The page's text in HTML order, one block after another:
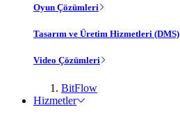
Oyun Çözümleri
Tasarım ve Üretim Hizmetleri (DMS)
Video Çözümleri
BitFlow
Hizmetler